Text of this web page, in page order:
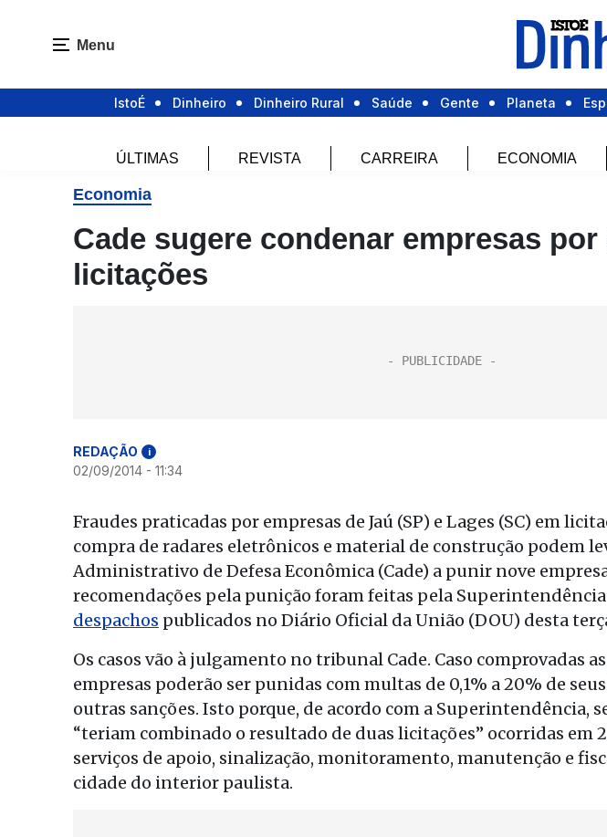
Menu
IstoÉ Dinheiro Dinheiro Rural Saúde Gente Planeta
ÚLTIMAS REVISTA CARREIRA ECONOMIA
Economia
Cade sugere condenar empresas por
licitações
REDAÇÃO i
02/09/2014 - 11:34
Fraudes praticadas por empresas de Jaú (SP) e Lages (SC) em
compra de radares eletrônicos e material de construção podem
Administrativo de Defesa Econômica (Cade) a punir nove
recomendações pela punição foram feitas pela
despachos publicados no Diário Oficial da União (DOU) desta
Os casos vão à julgamento no tribunal Cade. Caso comprovadas
empresas poderão ser punidas com multas de 0,1% a 20% de
outras sanções. Isto porque, de acordo com a Superintendência,
“teriam combinado o resultado de duas licitações” ocorridas em
serviços de apoio, sinalização, monitoramento, manutenção e
cidade do interior paulista.